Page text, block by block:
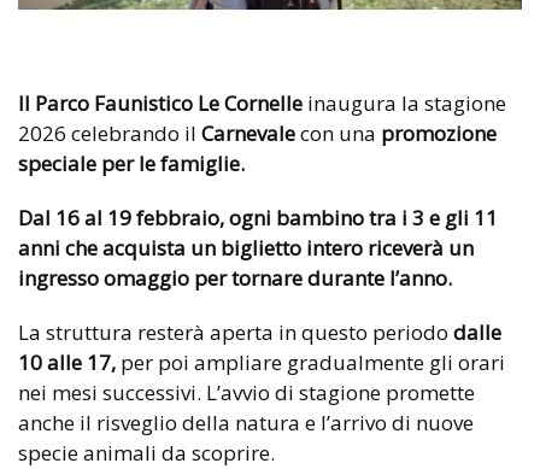
Il Parco Faunistico Le Cornelle inaugura la stagione
2026 celebrando il Carnevalecon una promozione
speciale per le famiglie.
Dal 16 al 19 febbraio,ogni bambino tra i 3 e gli 11
anni che acquista un biglietto intero riceverà un
ingresso omaggio per tornare durante l’anno.
La struttura resterà aperta in questo periodo dalle
10 alle 17, per poi ampliare gradualmente gli orari
nei mesi successivi. L’avvio di stagione promette
anche il risveglio della natura e l’arrivo di nuove
specie animali da scoprire.